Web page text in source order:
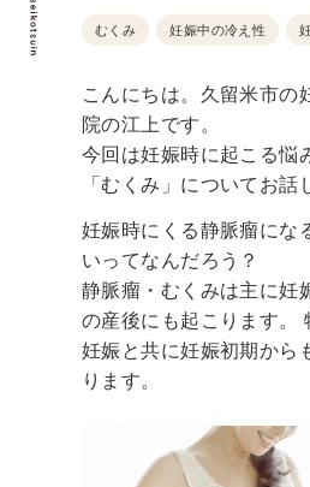
むくみ 妊娠中の冷え性
こんにちは。久留米市の
院の江上です。
今回は妊娠時に起こる悩
「むくみ」についてお話
妊娠時にくる静脈瘤にな
いってなんだろう？
静脈瘤・むくみは主に妊
の産後にも起こります。
妊娠と共に妊娠初期から
ります。